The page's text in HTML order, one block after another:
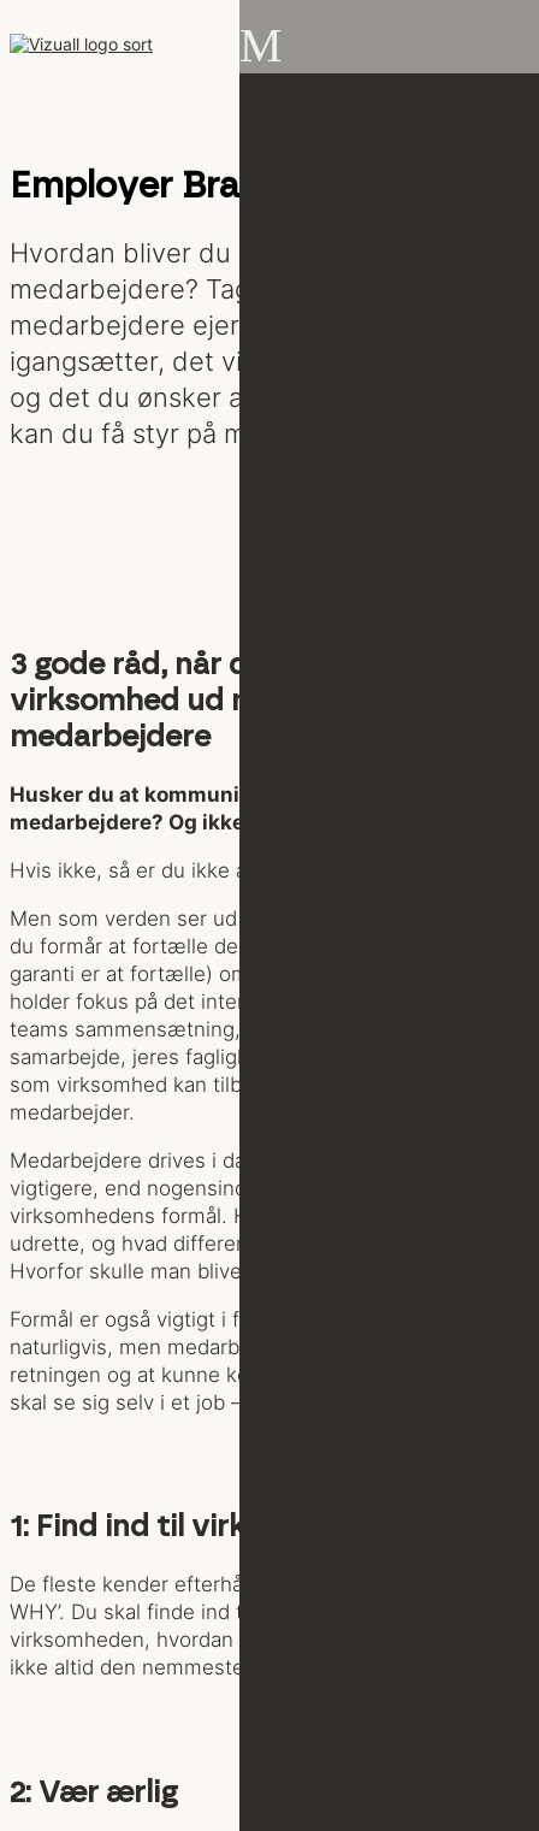
M
Employer Branding
Hvordan bliver du opfattet af potentielle
medarbejdere? Tager de nuværende
medarbejdere ejerskab af det du
igangsætter, det virksomheden står for,
og det du ønsker at formidle? Alt dette
kan du få styr på med employer branding.
3 gode råd, når du skal brande din
virksomhed ud mod potentielle nye
medarbejdere
Husker du at kommunikere til potentielle nye
medarbejdere? Og ikke kun til kunderne?
Hvis ikke, så er du ikke alene.
Men som verden ser ud i dag, er det altafgørende, om
du formår at fortælle den gode historie (der med
garanti er at fortælle) om din virksomhed – hvor du
holder fokus på det interne. Den interne kultur, jeres
teams sammensætning, organisering, sammenhold og
samarbejde, jeres faglighed og især noget om, hvad I
som virksomhed kan tilbyde en potentiel ny
medarbejder.
Medarbejdere drives i dag af formål. Det er derfor
vigtigere, end nogensinde, at have styr på
virksomhedens formål. Hvad er I sat i verden for at
udrette, og hvad differentierer jer fra konkurrenterne?
Hvorfor skulle man blive en del af jeres team?
Formål er også vigtigt i forhold til kunderne,
naturligvis, men medarbejdere har brug for at kende
retningen og at kunne købe ind på et formål, hvis de
skal se sig selv i et job – anno 2022.
1: Find ind til virksomhedens why
De fleste kender efterhånden Simon Sineks ’Golden
WHY’. Du skal finde ind til hvorfor du driver
virksomheden, hvordan og på hvilken måde. Det er
ikke altid den nemmeste opgave. Men den er vigtig!
2: Vær ærlig